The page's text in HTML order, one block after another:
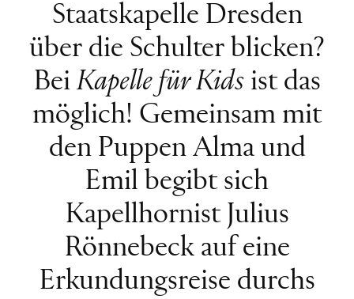
Staatskapelle Dresden
über die Schulter blicken?
Bei Kapelle für Kidsist das
möglich! Gemeinsam mit
den Puppen Alma und
Emil begibt sich
Kapellhornist Julius
Rönnebeck auf eine
Erkundungsreise durchs